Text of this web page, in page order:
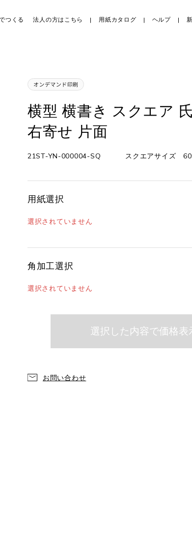
つくる 法人の方はこちら 用紙カタログ ヘルプ
横型 横書き スクエア
右寄せ 片面
21ST-YN-000004-SQ スクエアサイズ
用紙選択
選択されていません
角加工選択
選択されていません
お問い合わせ